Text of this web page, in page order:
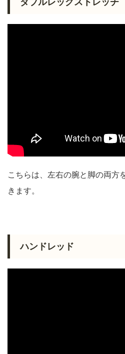
こちらは、左右の腕と脚の両方
きます。
ハンドレッド